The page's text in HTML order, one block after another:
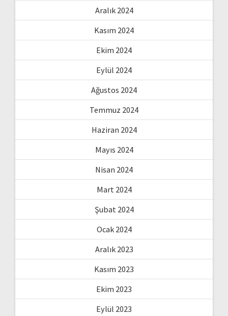
Aralık 2024
Kasım 2024
Ekim 2024
Eylül 2024
Ağustos 2024
Temmuz 2024
Haziran 2024
Mayıs 2024
Nisan 2024
Mart 2024
Şubat 2024
Ocak 2024
Aralık 2023
Kasım 2023
Ekim 2023
Eylül 2023